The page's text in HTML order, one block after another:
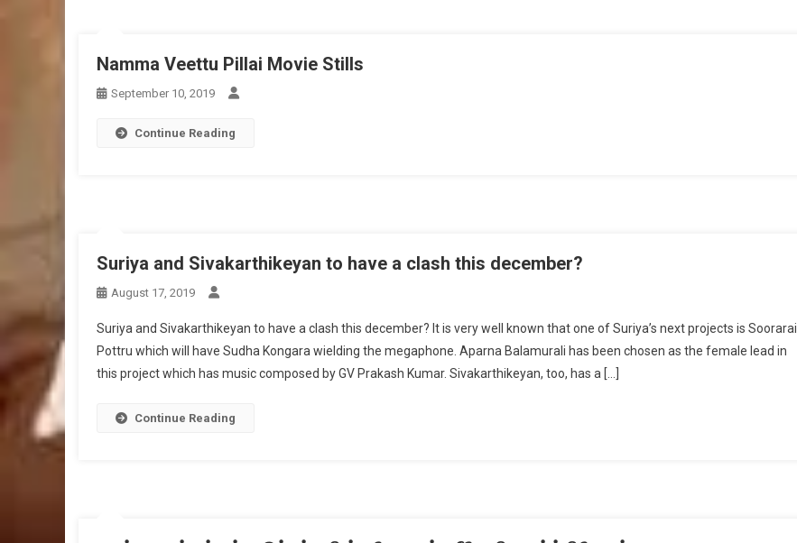
Namma Veettu Pillai Movie Stills
September 10, 2019
Continue Reading
Suriya and Sivakarthikeyan to have a clash this december?
August 17, 2019
Suriya and Sivakarthikeyan to have a clash this december? It is very well known that one of Suriya’s next projects is Soorarai
Pottru which will have Sudha Kongara wielding the megaphone. Aparna Balamurali has been chosen as the female lead in
this project which has music composed by GV Prakash Kumar. Sivakarthikeyan, too, has a […]
Continue Reading